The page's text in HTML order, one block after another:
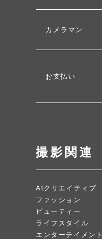
撮影関連
AIクリエイティブ
ファッション
ビューティー
ライフスタイル
エンターテイメント
カメラマン
お支払い